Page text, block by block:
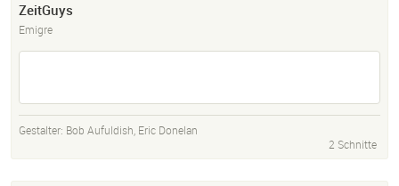
ZeitGuys
Emigre
Gestalter: Bob Aufuldish, Eric Donelan
2 Schnitte